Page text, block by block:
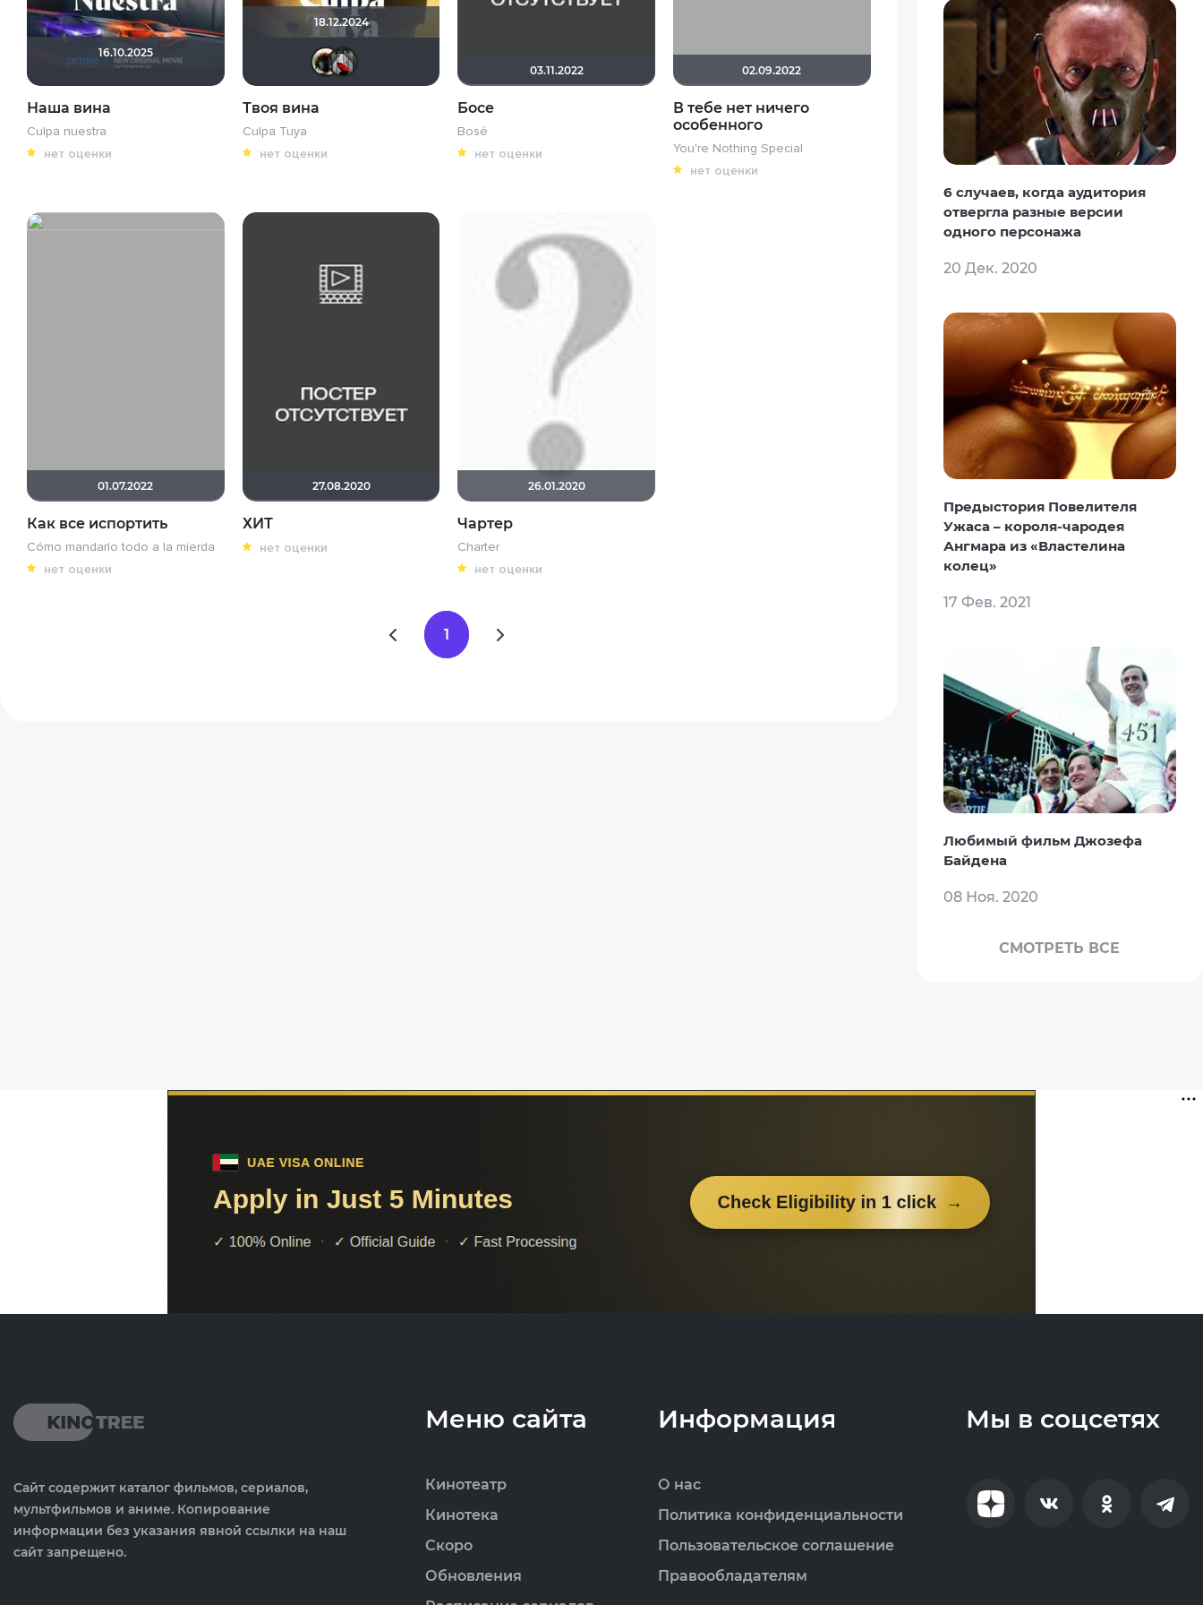
16.10.2025
Наша вина
Culpa nuestra
нет оценки
18.12.2024
Твоя вина
Culpa Tuya
нет оценки
03.11.2022
Босе
Bosé
нет оценки
02.09.2022
В тебе нет ничего
особенного
You're Nothing Special
нет оценки
01.07.2022
Как все испортить
Cómo mandarlo todo a la mierda
нет оценки
27.08.2020
ХИТ
нет оценки
26.01.2020
Чартер
Charter
нет оценки
1
6 случаев, когда аудитория
отвергла разные версии
одного персонажа
20 Дек. 2020
Предыстория Повелителя
Ужаса – короля-чародея
Ангмара из «Властелина
колец»
17 Фев. 2021
Любимый фильм Джозефа
Байдена
08 Ноя. 2020
СМОТРЕТЬ ВСЕ
Сайт содержит каталог фильмов, сериалов,
мультфильмов и аниме. Копирование
информации без указания явной ссылки на наш
сайт запрещено.
Меню сайта
Кинотеатр
Кинотека
Скоро
Обновления
Информация
О нас
Политика конфиденциальности
Пользовательское соглашение
Правообладателям
Мы в соцсетях